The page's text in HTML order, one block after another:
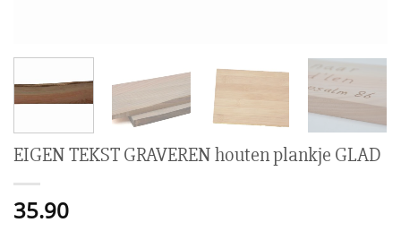
EIGEN TEKST GRAVEREN houten plankje GLAD
35.90